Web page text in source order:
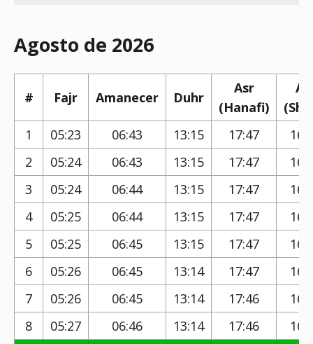
Agosto de 2026
# Fajr Amanecer Duhr
Asr
(Hanafi)
1
05:23 06:43 13:15 17:47
2
05:24 06:43 13:15 17:47
3
05:24 06:44 13:15 17:47
4
05:25 06:44 13:15 17:47
5
05:25 06:45 13:15 17:47
6
05:26 06:45 13:14 17:47
7
05:26 06:45 13:14 17:46
8
05:27 06:46 13:14 17:46